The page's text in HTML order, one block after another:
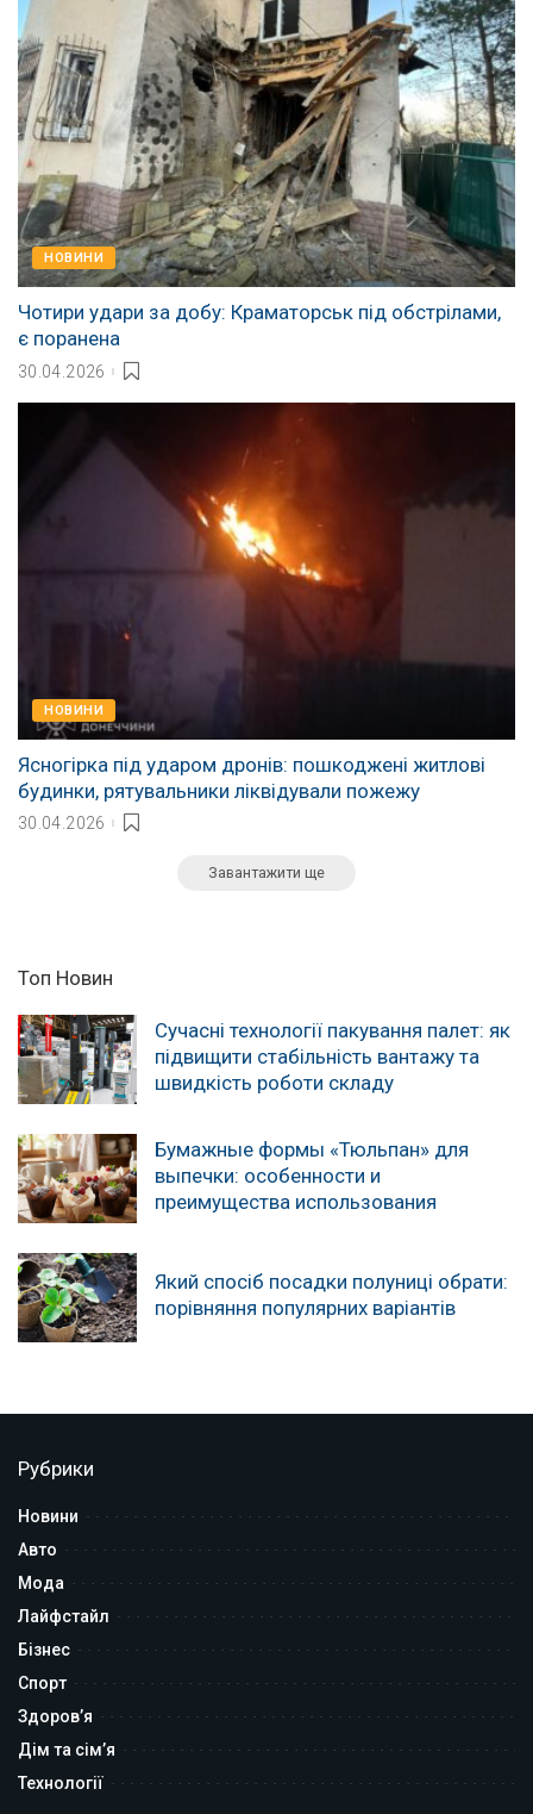
НОВИНИ
Чотири удари за добу: Краматорськ під обстрілами,
є поранена
30.04.2026
НОВИНИ
Ясногірка під ударом дронів: пошкоджені житлові
будинки, рятувальники ліквідували пожежу
30.04.2026
Завантажити ще
Топ Новин
Сучасні технології пакування палет: як
підвищити стабільність вантажу та
швидкість роботи складу
Бумажные формы «Тюльпан» для
выпечки: особенности и
преимущества использования
Який спосіб посадки полуниці обрати:
порівняння популярних варіантів
Рубрики
Новини
Авто
Мода
Лайфстайл
Бізнес
Спорт
Здоров’я
Дім та сім’я
Технології